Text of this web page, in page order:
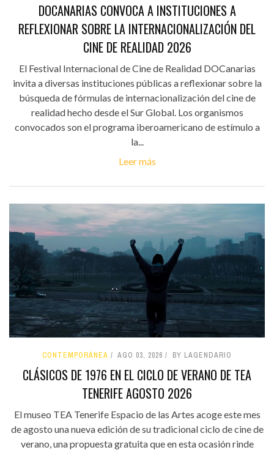
DOCANARIAS CONVOCA A INSTITUCIONES A
REFLEXIONAR SOBRE LA INTERNACIONALIZACIÓN DEL
CINE DE REALIDAD 2026
El Festival Internacional de Cine de Realidad DOCanarias
invita a diversas instituciones públicas a reflexionar sobre la
búsqueda de fórmulas de internacionalización del cine de
realidad hecho desde el Sur Global. Los organismos
convocados son el programa iberoamericano de estímulo a
la...
Leer más
CONTEMPORÁNEA AGO 03, 2026 BY LAGENDARIO
CLÁSICOS DE 1976 EN EL CICLO DE VERANO DE TEA
TENERIFE AGOSTO 2026
El museo TEA Tenerife Espacio de las Artes acoge este mes
de agosto una nueva edición de su tradicional ciclo de cine de
verano, una propuesta gratuita que en esta ocasión rinde